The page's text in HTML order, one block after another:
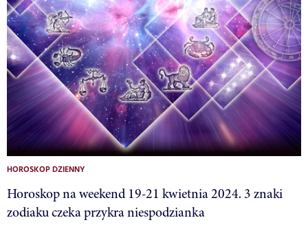
HOROSKOP DZIENNY
Horoskop na weekend 19-21 kwietnia 2024. 3 znaki
zodiaku czeka przykra niespodzianka